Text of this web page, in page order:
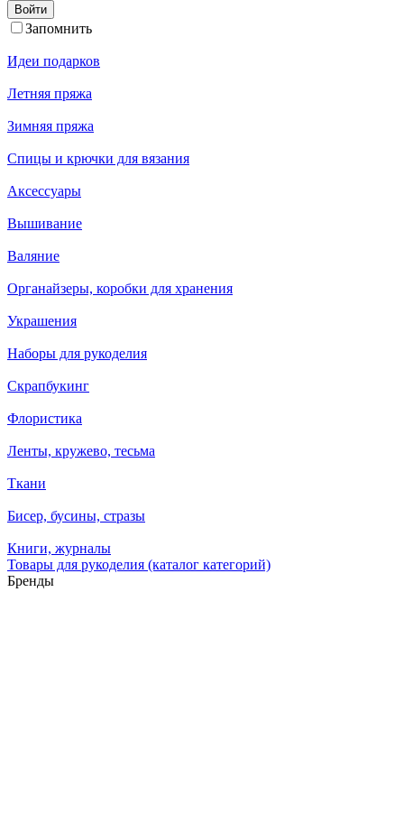
Войти
Запомнить
Идеи подарков
Летняя пряжа
Зимняя пряжа
Спицы и крючки для вязания
Аксессуары
Вышивание
Валяние
Органайзеры, коробки для хранения
Украшения
Наборы для рукоделия
Скрапбукинг
Флористика
Ленты, кружево, тесьма
Ткани
Бисер, бусины, стразы
Книги, журналы
Товары для рукоделия (каталог категорий)
Бренды